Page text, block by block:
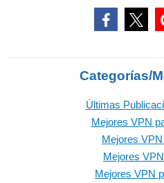
Categorías/
Últimas
Mejores VPN
Mejores
Mejores
Mejores VPN